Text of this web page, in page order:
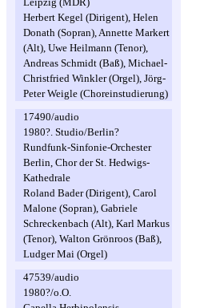
Herbert Kegel (Dirigent), Helen
Donath (Sopran), Annette Markert
(Alt), Uwe Heilmann (Tenor),
Andreas Schmidt (Baß), Michael-
Christfried Winkler (Orgel), Jörg-
Peter Weigle (Choreinstudierung)
17490/audio
1980?. Studio/Berlin?
Rundfunk-Sinfonie-Orchester
Berlin, Chor der St. Hedwigs-
Kathedrale
Roland Bader (Dirigent), Carol
Malone (Sopran), Gabriele
Schreckenbach (Alt), Karl Markus
(Tenor), Walton Grönroos (Baß),
Ludger Mai (Orgel)
47539/audio
1980?/o.O.